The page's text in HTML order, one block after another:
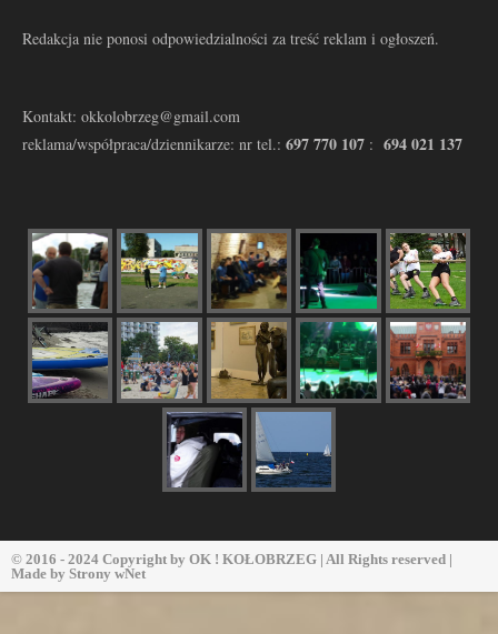
Redakcja nie ponosi odpowiedzialności za treść reklam i ogłoszeń.
Kontakt: okkolobrzeg@gmail.com
reklama/współpraca/dziennikarze: nr tel.: 697 770 107 : 694 021 137
© 2016 - 2024 Copyright by OK ! KOŁOBRZEG | All Rights reserved |
Made by Strony wNet